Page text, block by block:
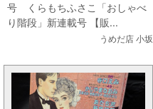
ゃべり階段」新連載号
号 くらもちふさこ「おしゃべ
り階段」新連載号 【販...
うめだ店 小坂